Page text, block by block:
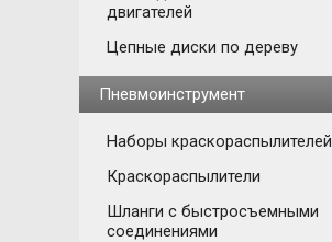
двигателей
Цепные диски по дереву
Пневмоинструмент
Наборы краскораспылителей
Краскораспылители
Шланги с быстросъемными
соединениями